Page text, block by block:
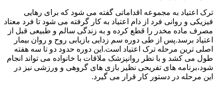
ترک اعتیاد به مجموعه اقداماتی گفته می شود که برای رهایی
فیزیکی و روانی فرد از دام اعتیاد به کار گرفته می شود تا فرد معتاد
مصرف ماده مخدر را قطع کرده و به زندگی سالم و طبیعی قبل از
اعتیاد برسد.پس از طی دوره سم زدایی بازیابی روح و روان بیمار
اصلی ترین مرحله ترک اعتیاد است.این دوره حدود دو تا سه هفته
طول می کشد و با نظر روانپزشک ملاقات با خانواده می تواند انجام
شود،برنامه های تفریحی نظیر بازی های گروهی و ورزشی نیز در
این مرحله در دستور کار قرار می گیرد.